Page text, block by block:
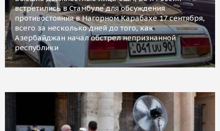
встретились в Стамбуле для обсуждения
противостояния в Нагорном Карабахе 17 сентября,
всего за несколько дней до того, как
Азербайджан начал обстрел непризнанной
республики